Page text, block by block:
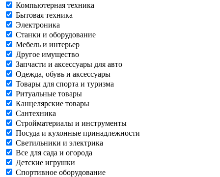
Компьютерная техника
Бытовая техника
Электроника
Станки и оборудование
Мебель и интерьер
Другое имущество
Запчасти и аксессуары для авто
Одежда, обувь и аксессуары
Товары для спорта и туризма
Ритуальные товары
Канцелярские товары
Сантехника
Стройматериалы и инструменты
Посуда и кухонные принадлежности
Светильники и электрика
Все для сада и огорода
Детские игрушки
Спортивное оборудование